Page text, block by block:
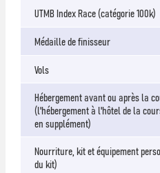
UTMB Index Race (catégorie 100k)
Médaille de finisseur
Vols
Hébergement avant ou après la
(l'hébergement à l'hôtel de la
en supplément)
Nourriture, kit et équipement
du kit)